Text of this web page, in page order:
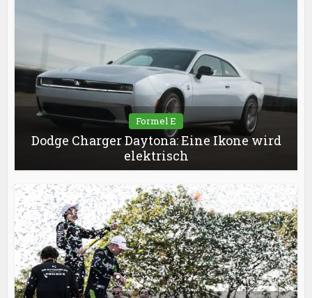
Formel E
Dodge Charger Daytona: Eine Ikone wird
elektrisch